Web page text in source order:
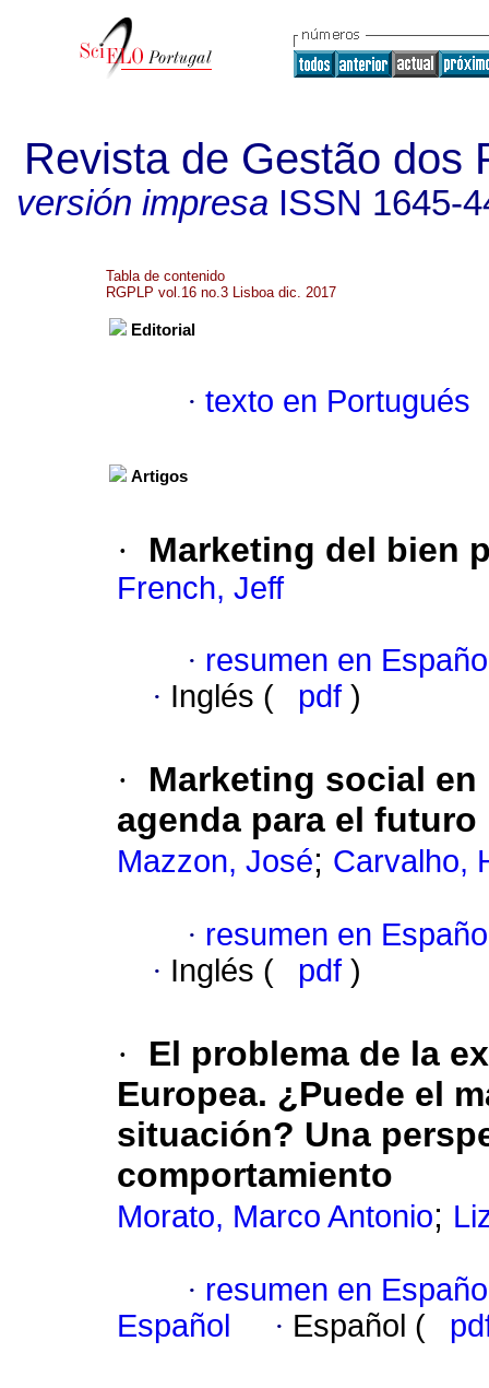
Revista de Gestão dos
versión impresaISSN 1645-
Tabla de contenido
RGPLP vol.16 no.3 Lisboa dic. 2017
Editorial
· texto en Portugués
Artigos
· Marketing del bien
French, Jeff
· resumen en
· Inglés ( pdf )
·
Marketing social
agenda para el futuro
Mazzon, José; Carvalho,
· resumen en
· Inglés ( pdf )
·
El problema de la
Europea. ¿Puede el
situación? Una
comportamiento
Morato, Marco Antonio;
· resumen en
Español
· Español (